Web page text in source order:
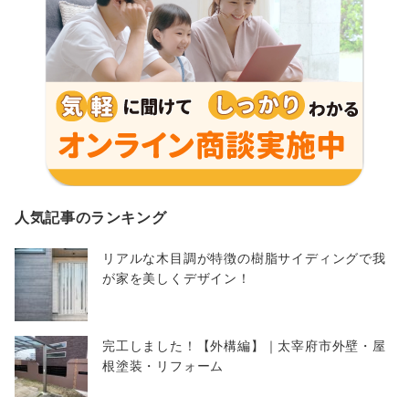
人気記事のランキング
リアルな木目調が特徴の樹脂サイディングで我
が家を美しくデザイン！
完工しました！【外構編】｜太宰府市外壁・屋
根塗装・リフォーム